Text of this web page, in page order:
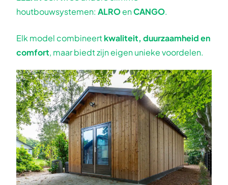
houtbouwsystemen: ALROenCANGO.
Elk model combineertkwaliteit, duurzaamheid en
comfort, maar biedt zijn eigen unieke voordelen.